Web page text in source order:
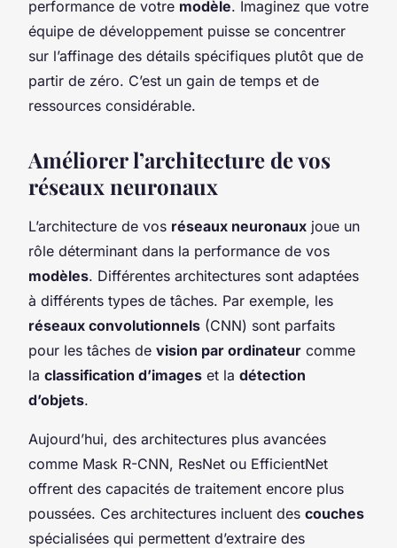
performance de votre modèle. Imaginez que votre
équipe de développement puisse se concentrer
sur l’affinage des détails spécifiques plutôt que de
partir de zéro. C’est un gain de temps et de
ressources considérable.
Améliorer l’architecture de vos
réseaux neuronaux
L’architecture de vos réseaux neuronaux joue un
rôle déterminant dans la performance de vos
modèles. Différentes architectures sont adaptées
à différents types de tâches. Par exemple, les
réseaux convolutionnels (CNN) sont parfaits
pour les tâches de vision par ordinateur comme
la classification d’images et la détection
d’objets.
Aujourd’hui, des architectures plus avancées
comme Mask R-CNN, ResNet ou EfficientNet
offrent des capacités de traitement encore plus
poussées. Ces architectures incluent des couches
spécialisées qui permettent d’extraire des